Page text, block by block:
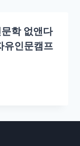
학 없앤다
유인문캠프